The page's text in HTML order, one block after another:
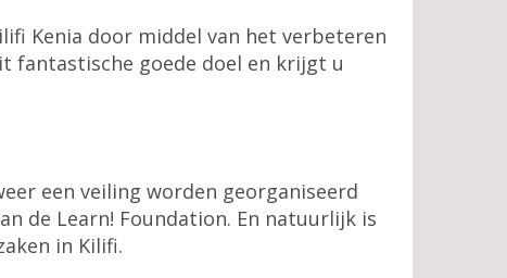
Kenia door middel van het verbeteren
fantastische goede doel en krijgt u
een veiling worden georganiseerd
de Learn! Foundation. En natuurlijk is
in Kilifi.